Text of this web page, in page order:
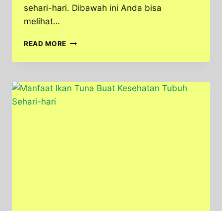
sehari-hari. Dibawah ini Anda bisa
melihat…
READ MORE SALAD
MENU
DENGAN
SEGUDANG